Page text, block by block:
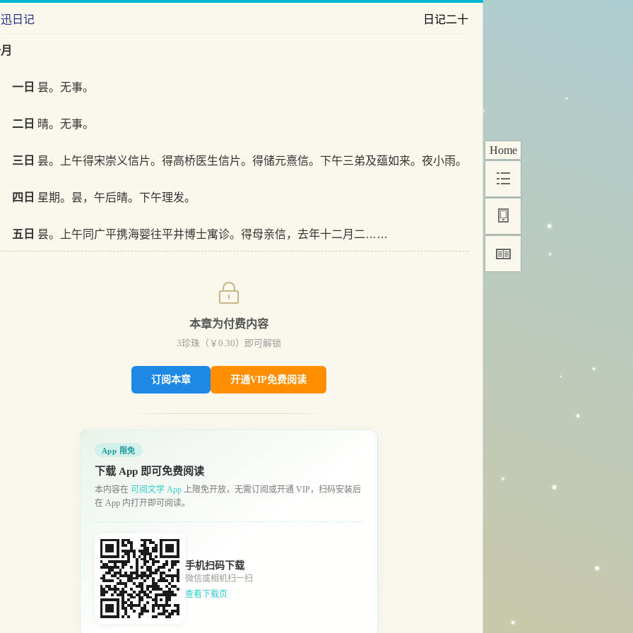
Home
日记 日记二十
一日 昙。无事。
二日 晴。无事。
三日 昙。上午得宋崇义信片。得高桥医生信片。得储元熹信。下午三弟及蕴如来。夜小雨。
四日 星期。昙，午后晴。下午理发。
五日 昙。上午同广平携海婴往平井博士寓诊。得母亲信，去年十二月二……
本章为付费内容
3珍珠（￥ 0.30）即可解锁
订阅本章 开通VIP免费阅读
App 限免
下载 App 即可免费阅读
本内容在 可阅文学 App 上限免开放，无需订阅或开通 VIP，扫码安装后
在 App 内打开即可阅读。
手机扫码下载
微信或相机扫一扫
查看下载页